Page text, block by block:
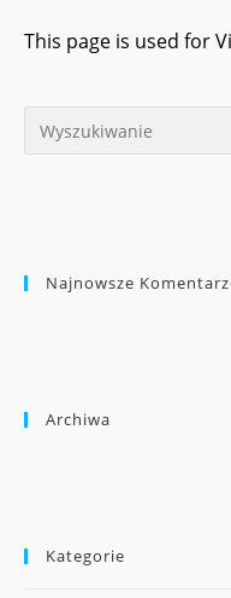
This page is used for
Najnowsze
Archiwa
Kategorie